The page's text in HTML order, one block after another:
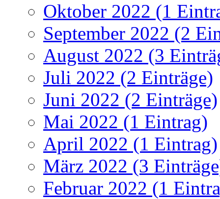
Oktober 2022 (1
September 2022 (2
August 2022 (3
Juli 2022 (2 Einträge)
Juni 2022 (2 Einträge)
Mai 2022 (1 Eintrag)
April 2022 (1 Eintrag)
März 2022 (3
Februar 2022 (1